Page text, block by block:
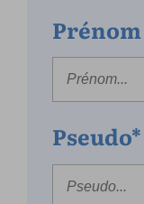
Prénom
Pseudo*